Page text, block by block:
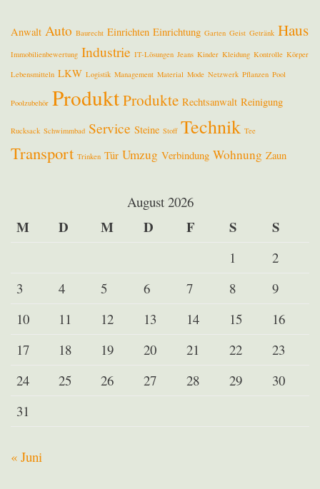
Anwalt Auto Baurecht Einrichten Einrichtung Garten Geist Getränk Haus
Immobilienbewertung Industrie IT-Lösungen Jeans Kinder Kleidung Kontrolle Körper
Lebensmitteln LKW Logistik Management Material Mode Netzwerk Pflanzen Pool
Poolzubehör ProduktProdukte Rechtsanwalt Reinigung
Rucksack Schwimmbad Service Steine Stoff Technik Tee
Transport Trinken Tür Umzug Verbindung Wohnung Zaun
August 2026
M D M D F S S
1
2
3
4 5 6 7 8
9
10
11 12 13 14 15
16
17
18 19 20 21 22
23
24
25 26 27 28 29
30
31
« Juni